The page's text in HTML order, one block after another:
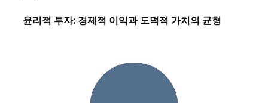
윤리적 투자: 경제적 이익과 도덕적 가치의 균형